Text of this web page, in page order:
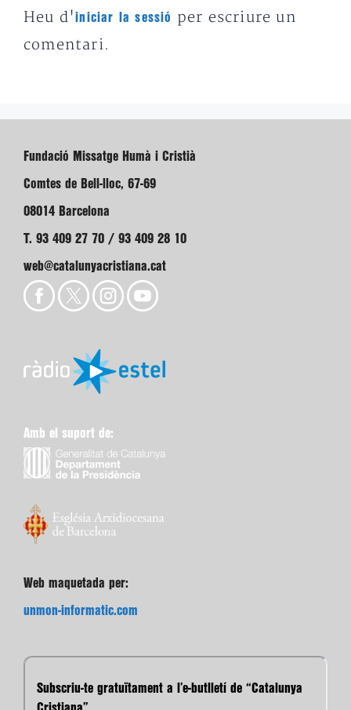
Heu d'iniciar la sessió
per escriure un
comentari.
Fundació Missatge Humà i Cristià
Comtes de Bell-lloc, 67-69
08014 Barcelona
T. 93 409 27 70 / 93 409 28 10
web@catalunyacristiana.cat
Amb el suport de:
Web maquetada per:
unmon-informatic.com
Subscriu-te gratuïtament a l’e-butlletí de “Catalunya